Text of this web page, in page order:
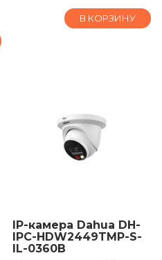
В КОРЗИНУ
IP-камера Dahua DH-
IPC-HDW2449TMP-S-
IL-0360B